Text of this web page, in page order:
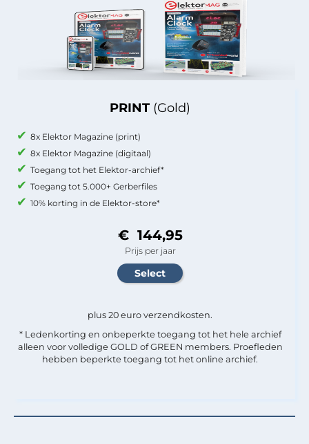
PRINT (Gold)
8x Elektor Magazine (print)
8x Elektor Magazine (digitaal)
Toegang tot het Elektor-archief*
Toegang tot 5.000+ Gerberfiles
10% korting in de Elektor-store*
€ 144,95
Prijs per jaar
plus 20 euro verzendkosten.
* Ledenkorting en onbeperkte toegang tot het hele archief
alleen voor volledige GOLD of GREEN members. Proefleden
hebben beperkte toegang tot het online archief.